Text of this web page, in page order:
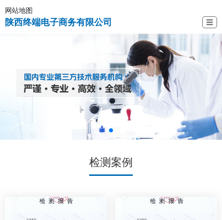
网站地图
陕西终端电子商务有限公司 ☰
检测案例